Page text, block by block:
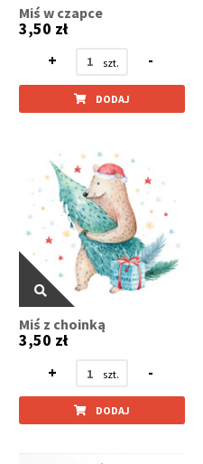
Miś w czapce
3,50 zł
+
-
DODAJ
Miś z choinką
3,50 zł
+
-
DODAJ